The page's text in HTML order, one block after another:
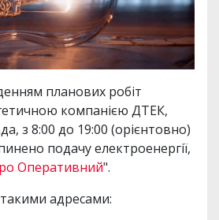
планових робіт
компанією ДТЕК,
з 8:00 до 19:00 (орієнтовно)
подачу електроенергії,
Оперативний".
адресами: